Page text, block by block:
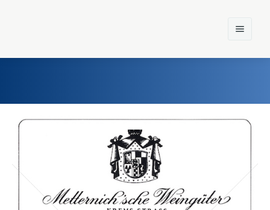
Home
Einst und Heute
Marken
Konzerne